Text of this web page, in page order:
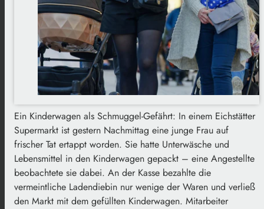
Ein Kinderwagen als Schmuggel-Gefährt: In einem Eichstätter
Supermarkt ist gestern Nachmittag eine junge Frau auf
frischer Tat ertappt worden. Sie hatte Unterwäsche und
Lebensmittel in den Kinderwagen gepackt – eine Angestellte
beobachtete sie dabei. An der Kasse bezahlte die
vermeintliche Ladendiebin nur wenige der Waren und verließ
den Markt mit dem gefüllten Kinderwagen. Mitarbeiter